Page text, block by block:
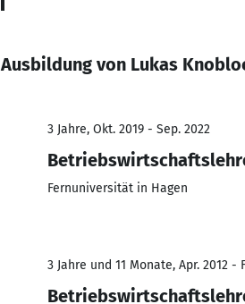
Ausbildung von Lukas
3 Jahre, Okt. 2019 - Sep. 2022
Fernuniversität in Hagen
3 Jahre und 11 Monate, Apr. 2012 -